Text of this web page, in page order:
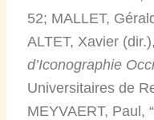
52; MALLET,
ALTET, Xavier (dir.),
d’Iconographie
Universitaires de
MEYVAERT, Paul,